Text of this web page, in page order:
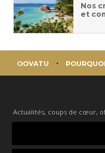
Nos
et
OOVATU
Actualités, coups de cœur,
e-